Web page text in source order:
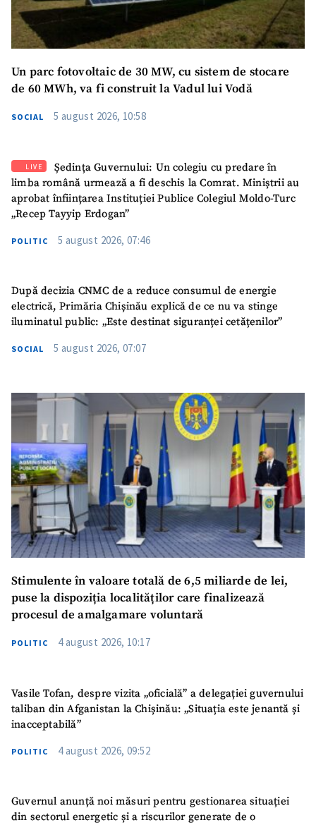
Un parc fotovoltaic de 30 MW, cu sistem de stocare
de 60 MWh, va fi construit la Vadul lui Vodă
SOCIAL 5 august 2026, 10:58
LIVE
Ședința Guvernului: Un colegiu cu predare în
limba română urmează a fi deschis la Comrat. Miniștrii au
aprobat înființarea Instituției Publice Colegiul Moldo-Turc
„Recep Tayyip Erdogan”
POLITIC 5 august 2026, 07:46
După decizia CNMC de a reduce consumul de energie
electrică, Primăria Chișinău explică de ce nu va stinge
iluminatul public: „Este destinat siguranței cetățenilor”
SOCIAL 5 august 2026, 07:07
Stimulente în valoare totală de 6,5 miliarde de lei,
puse la dispoziția localităților care finalizează
procesul de amalgamare voluntară
POLITIC 4 august 2026, 10:17
Vasile Tofan, despre vizita „oficială” a delegației guvernului
taliban din Afganistan la Chișinău: „Situația este jenantă și
inacceptabilă”
POLITIC 4 august 2026, 09:52
Guvernul anunță noi măsuri pentru gestionarea situației
din sectorul energetic și a riscurilor generate de o